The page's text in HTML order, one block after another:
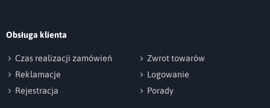
Obsługa klienta
Czas realizacji zamówień
Zwrot towarów
Reklamacje
Logowanie
Rejestracja
Porady